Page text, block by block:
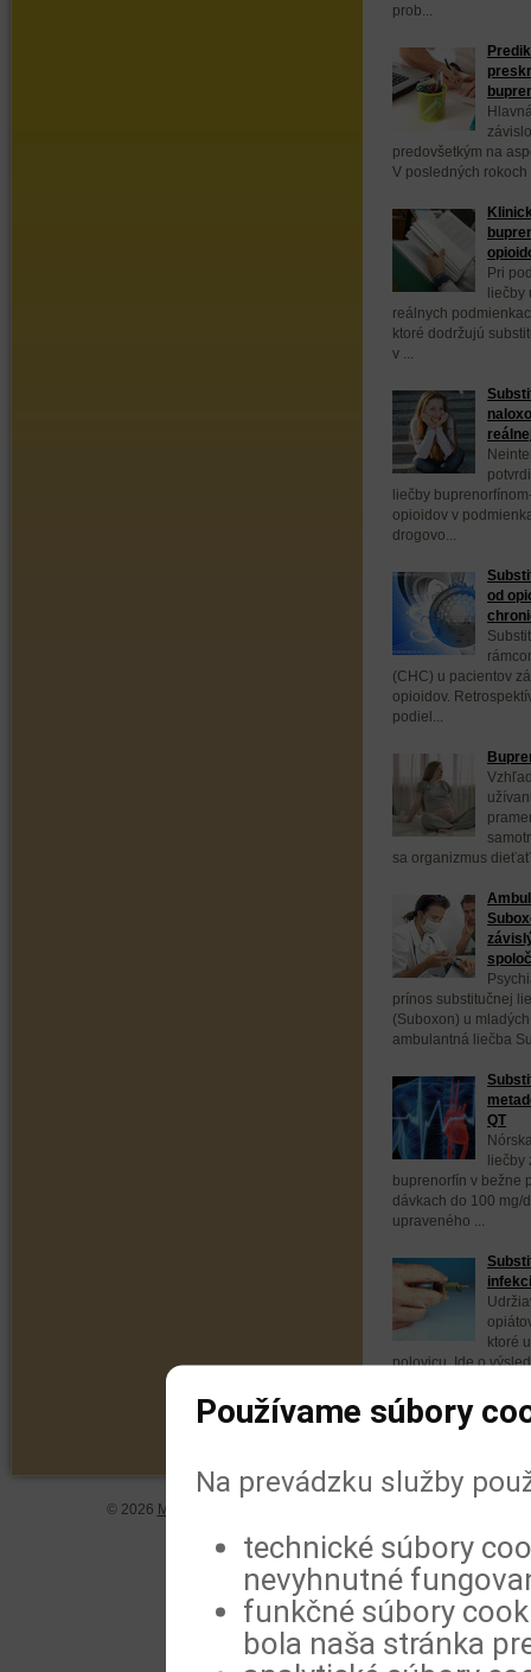
prob...
predovšetkým na
V posledných
Pri
liečby
reálnych
ktoré dodržujú
v ...
liečby
opioidov v
drogovo...
od
(CHC) u pacientov
opioidov.
podiel...
sa organizmus
prínos substitučnej
(Suboxon) u
ambulantná liečba
QT
liečby
buprenorfín v bežne
dávkach do 100 mg/
upraveného ...
ktoré
polovicu. Ide o
© 2026 MeDitorial
Používame súbory
Na prevádzku služby
technické súbory
nevyhnutné
funkčné súbory
bola naša stránka